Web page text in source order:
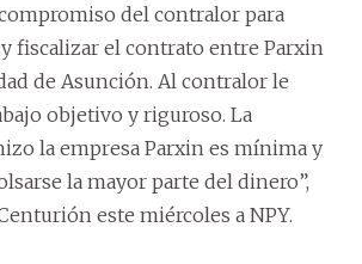
del contralor para
fiscalizar el contrato entre Parxin
de Asunción. Al contralor le
objetivo y riguroso. La
la empresa Parxin es mínima y
la mayor parte del dinero”,
este miércoles a NPY.